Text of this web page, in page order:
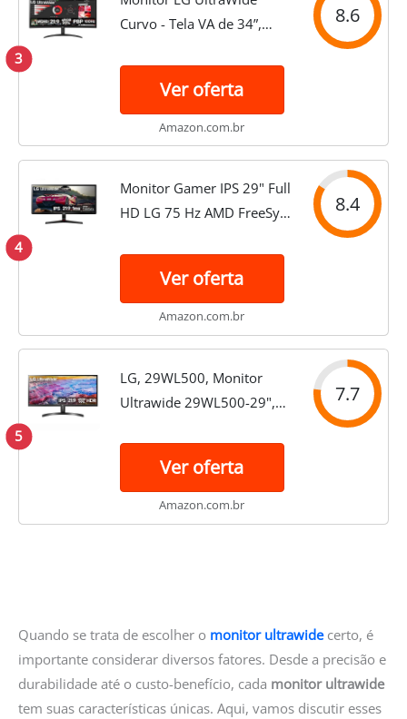
3
Curvo - Tela VA de 34”,
sRGB 99%, HDR10, PBP,
OnScreen Control, Modo
Leitura e Flicker Safe,
100Hz, AMD...
8.6
Ver oferta
Amazon.com.br
4
Monitor Gamer IPS 29" Full
HD LG 75 Hz AMD FreeSyn
DisplayPort 29UM69G-
B.AWZM
8.4
Ver oferta
Amazon.com.br
5
LG, 29WL500, Monitor
Ultrawide 29WL500-29",
Screen Split 2.0, Preto
7.7
Ver oferta
Amazon.com.br
Quando se trata de escolher o monitor ultrawidecerto, é
importante considerar diversos fatores. Desde a precisão e
durabilidade até o custo-benefício, cada monitor ultrawide
tem suas características únicas. Aqui, vamos discutir esses